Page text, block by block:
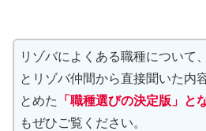
リゾバによくある職種について
とリゾバ仲間から直接聞いた内
とめた
「職種選びの決定版」と
もぜひご覧ください。